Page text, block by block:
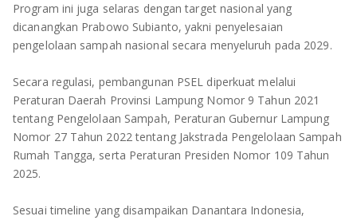
Program ini juga selaras dengan target nasional yang
dicanangkan Prabowo Subianto, yakni penyelesaian
pengelolaan sampah nasional secara menyeluruh pada 2029.
Secara regulasi, pembangunan PSEL diperkuat melalui
Peraturan Daerah Provinsi Lampung Nomor 9 Tahun 2021
tentang Pengelolaan Sampah, Peraturan Gubernur Lampung
Nomor 27 Tahun 2022 tentang Jakstrada Pengelolaan Sampah
Rumah Tangga, serta Peraturan Presiden Nomor 109 Tahun
2025.
Sesuai timeline yang disampaikan Danantara Indonesia,